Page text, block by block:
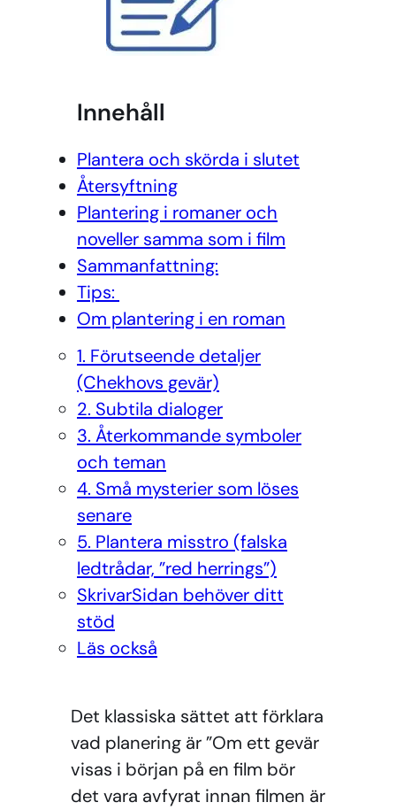
Innehåll
Plantera och skörda i slutet
Återsyftning
Plantering i romaner och
noveller samma som i film
Sammanfattning:
Tips:
Om plantering i en roman
1. Förutseende detaljer
(Chekhovs gevär)
2. Subtila dialoger
3. Återkommande symboler
och teman
4. Små mysterier som löses
senare
5. Plantera misstro (falska
ledtrådar, ”red herrings”)
SkrivarSidan behöver ditt
stöd
Läs också
Det klassiska sättet att förklara
vad planering är ”Om ett gevär
visas i början på en film bör
det vara avfyrat innan filmen är